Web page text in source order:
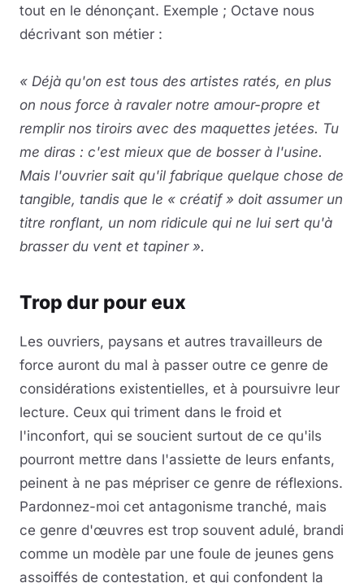
tout en le dénonçant. Exemple ; Octave nous
décrivant son métier :
« Déjà qu'on est tous des artistes ratés, en plus
on nous force à ravaler notre amour-propre et
remplir nos tiroirs avec des maquettes jetées. Tu
me diras : c'est mieux que de bosser à l'usine.
Mais l'ouvrier sait qu'il fabrique quelque chose de
tangible, tandis que le « créatif » doit assumer un
titre ronflant, un nom ridicule qui ne lui sert qu'à
brasser du vent et tapiner ».
Trop dur pour eux
Les ouvriers, paysans et autres travailleurs de
force auront du mal à passer outre ce genre de
considérations existentielles, et à poursuivre leur
lecture. Ceux qui triment dans le froid et
l'inconfort, qui se soucient surtout de ce qu'ils
pourront mettre dans l'assiette de leurs enfants,
peinent à ne pas mépriser ce genre de réflexions.
Pardonnez-moi cet antagonisme tranché, mais
ce genre d'œuvres est trop souvent adulé, brandi
comme un modèle par une foule de jeunes gens
assoiffés de contestation, et qui confondent la